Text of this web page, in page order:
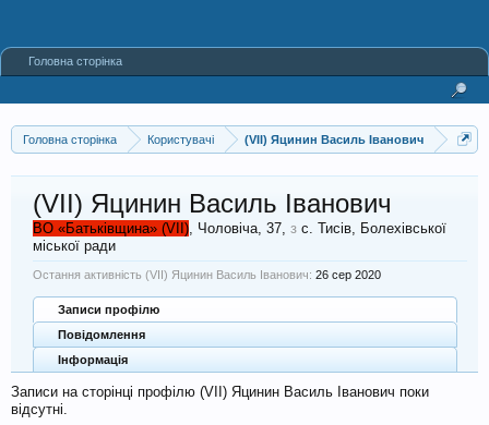
Головна сторінка Користувачі (VII) Яцинин Василь Іванович
(VII) Яцинин Василь Іванович
ВО «Батьківщина» (VII), Чоловіча, 37, з с. Тисів, Болехівської
міської ради
Остання активність (VII) Яцинин Василь Іванович: 26 сер 2020
Записи профілю
Повідомлення
Інформація
Записи на сторінці профілю (VII) Яцинин Василь Іванович поки
відсутні.
Головна сторінка